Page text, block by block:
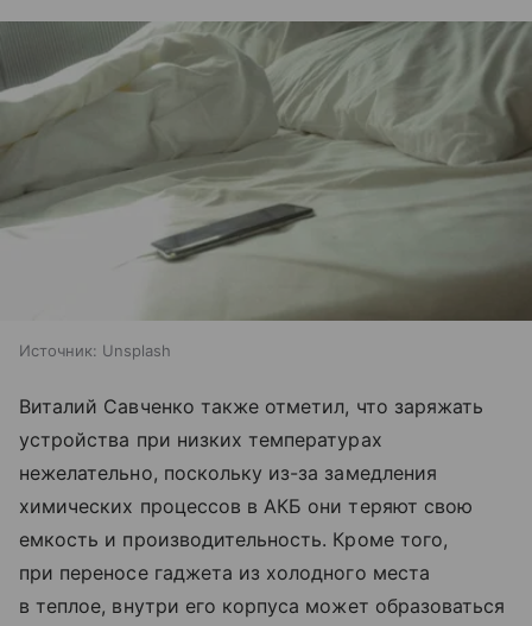
Источник: Unsplash
Виталий Савченко также отметил, что заряжать
устройства при низких температурах
нежелательно, поскольку из-за замедления
химических процессов в АКБ они теряют свою
емкость и производительность. Кроме того,
при переносе гаджета из холодного места
в теплое, внутри его корпуса может образоваться